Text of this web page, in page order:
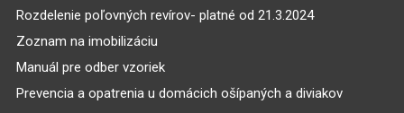
Rozdelenie poľovných revírov- platné od 21.3.2024
Zoznam na imobilizáciu
Manuál pre odber vzoriek
Prevencia a opatrenia u domácich ošípaných a diviakov